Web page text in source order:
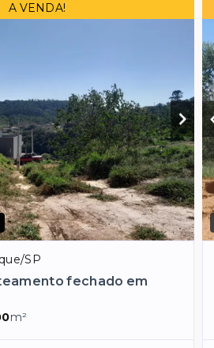
A VENDA!
SP
fechado em
m²